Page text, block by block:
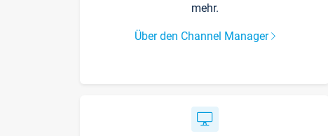
mehr.
Über den Channel Manager